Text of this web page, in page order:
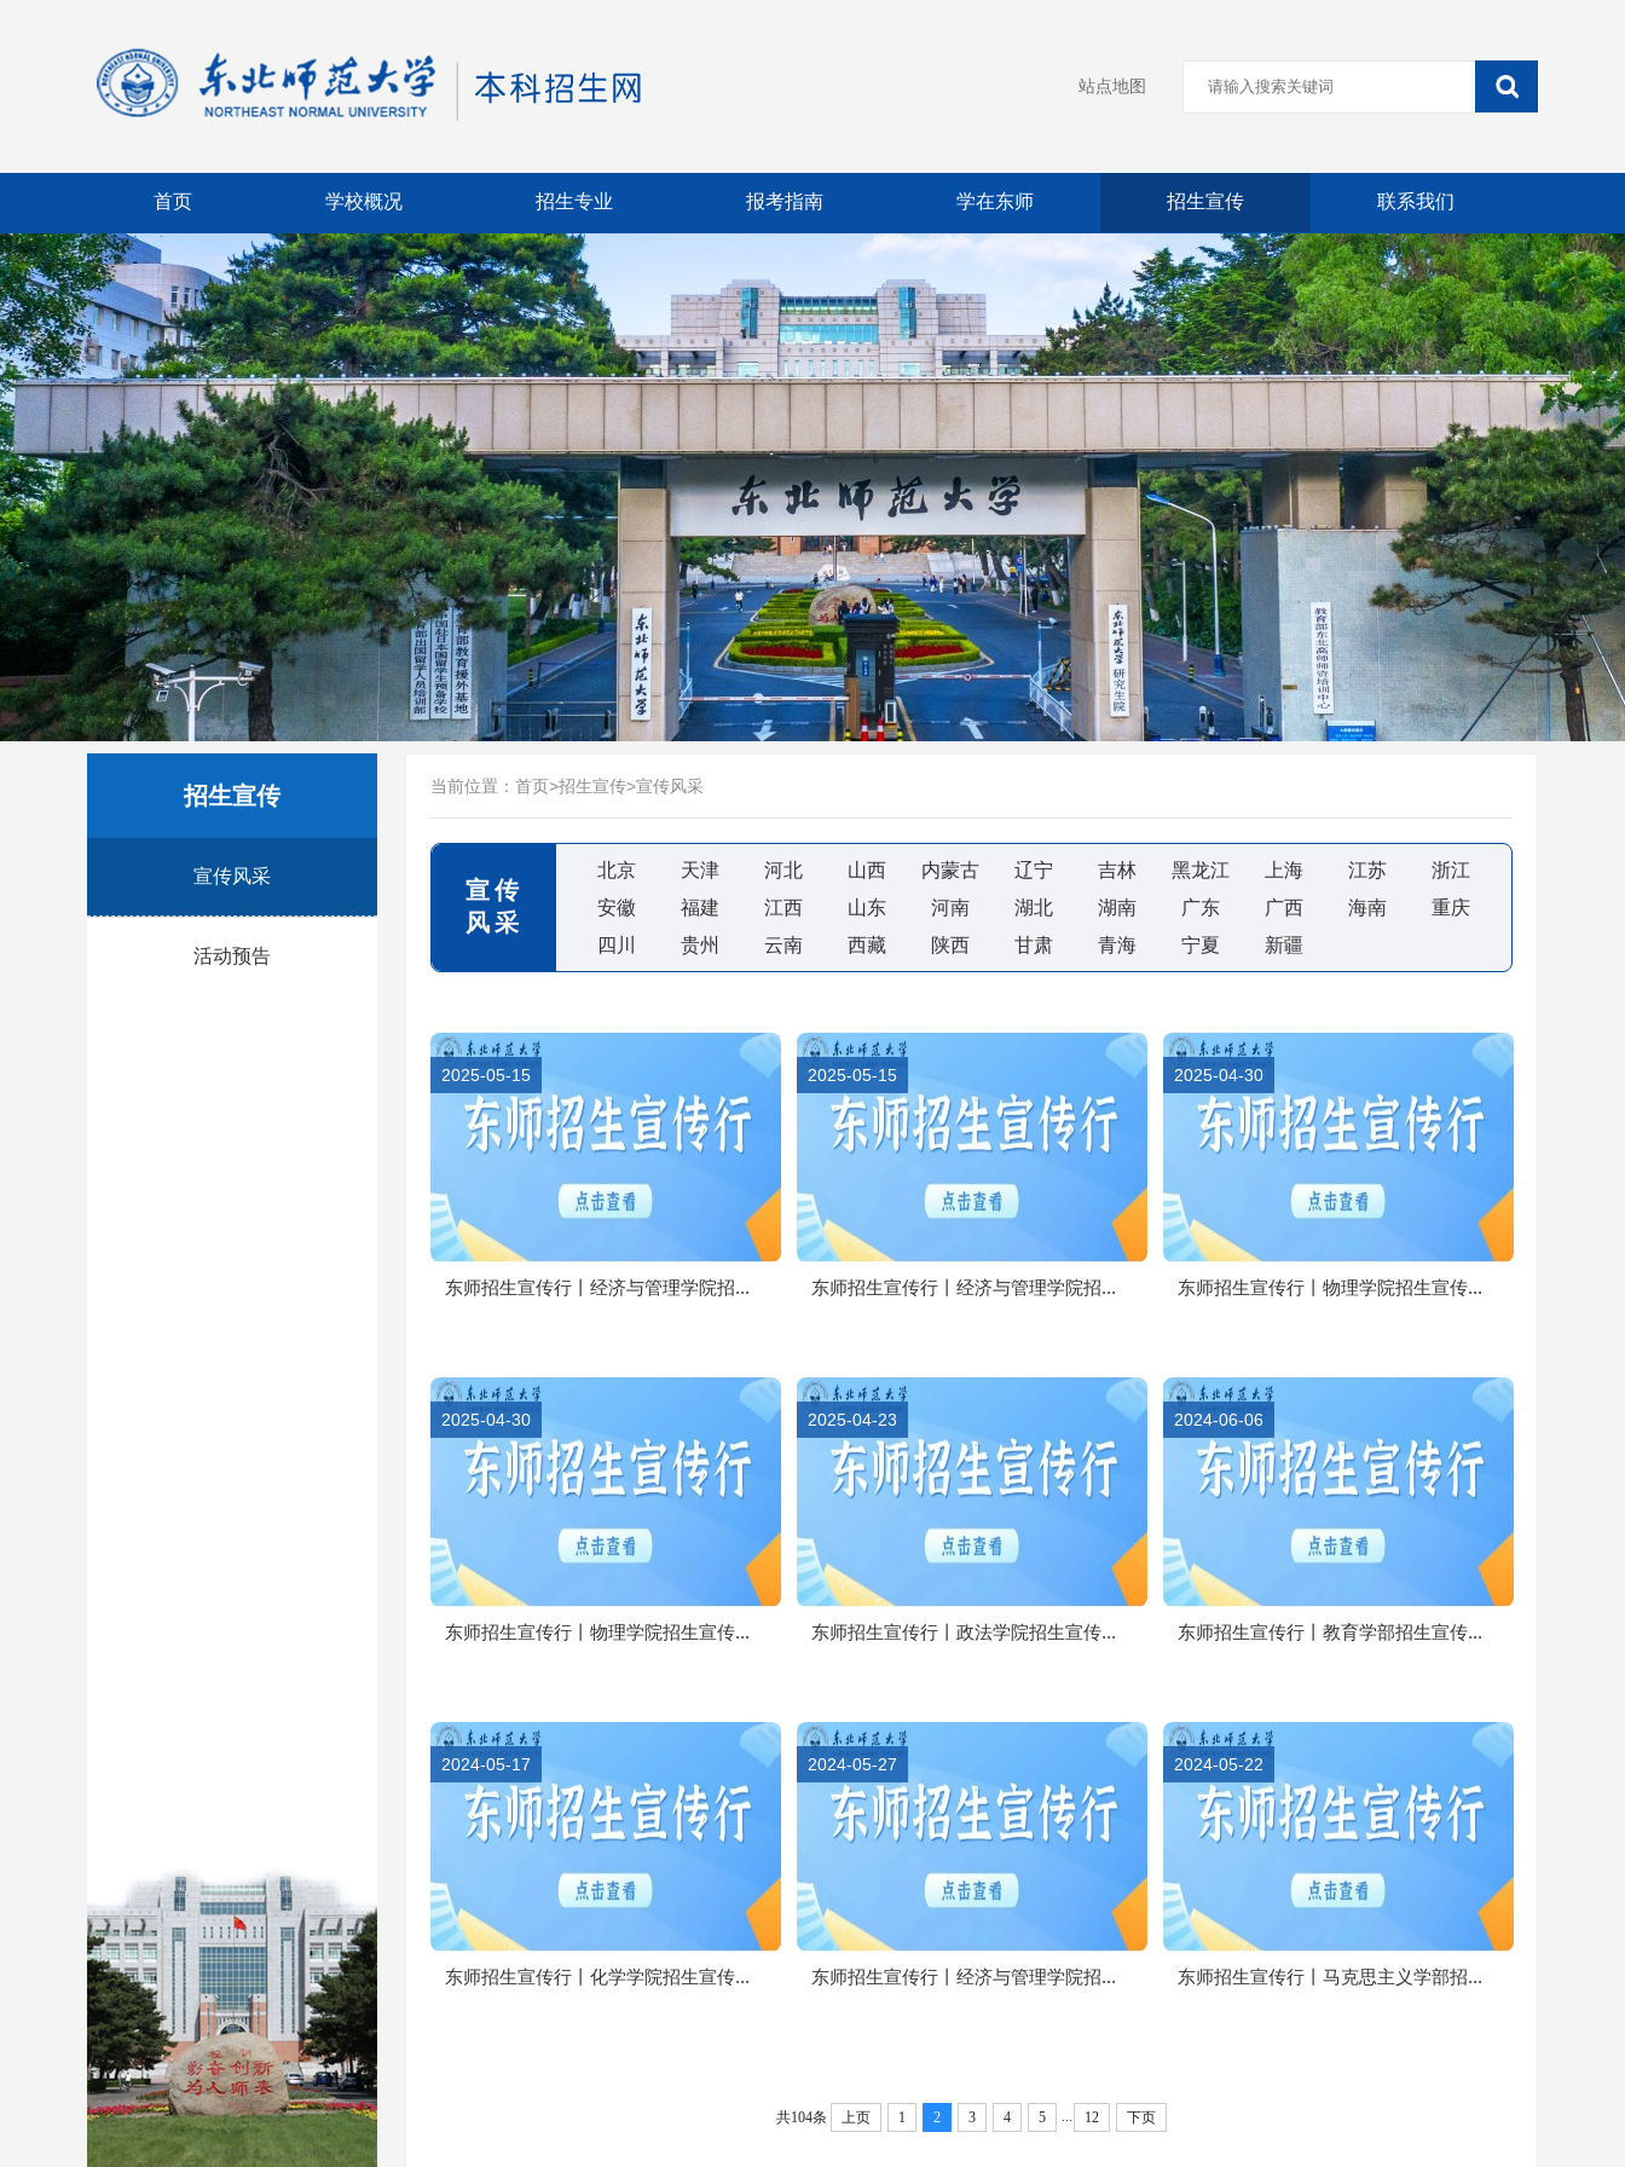
站点地图
首页 学校概况 招生专业 报考指南 学在东师 招生宣传 联系我们
招生宣传
宣传风采
活动预告
当前位置： 首页>招生宣传>宣传风采
宣传
风采
北京 天津 河北 山西 内蒙古 辽宁 吉林 黑龙江 上海 江苏
浙江
安徽
福建 江西 山东 河南 湖北 湖南 广东 广西 海南
重庆
四川
贵州 云南 西藏 陕西 甘肃 青海 宁夏 新疆
东师招生宣传行丨经济与管理学院招...
2025-05-15
东师招生宣传行丨经济与管理学院招...
2025-05-15
东师招生宣传行丨物理学院招生宣传...
2025-04-30
东师招生宣传行丨物理学院招生宣传...
2025-04-30
东师招生宣传行丨政法学院招生宣传...
2025-04-23
东师招生宣传行丨教育学部招生宣传...
2024-06-06
东师招生宣传行丨化学学院招生宣传...
2024-05-17
东师招生宣传行丨经济与管理学院招...
2024-05-27
东师招生宣传行丨马克思主义学部招...
2024-05-22
共104条 上页 1 2 3 4 5 12 下页